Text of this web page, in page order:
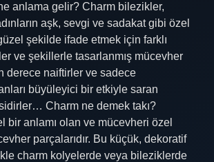
anlama gelir? Charm bilezikler,
aşk, sevgi ve sadakat gibi özel
şekilde ifade etmek için farklı
ve şekillerle tasarlanmış mücevher
derece naiftirler ve sadece
büyüleyici bir etkiyle saran
Charm ne demek takı?
bir anlamı olan ve mücevheri özel
parçalarıdır. Bu küçük, dekoratif
charm kolyelerde veya bileziklerde